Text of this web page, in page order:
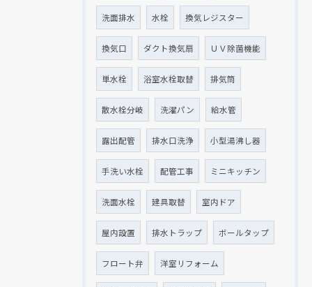
洗面排水 水栓 換気レジスター
換気口 ダクト換気扇 ＵＶ除菌機能
単水栓 浴室水栓取替 排気筒
散水栓分岐 洗濯パン 給水管
露出配管 排水口洗浄 小型湯沸し器
手洗い水栓 配管工事 ミニキッチン
洗面水栓 建具取替 室内ドア
屋内設置 排水トラップ ボールタップ
フロート弁 洋室リフォーム